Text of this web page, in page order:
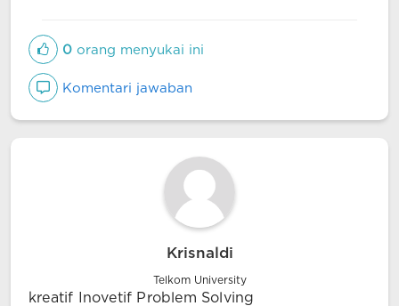
0 orang menyukai ini
Komentari jawaban
Krisnaldi
Telkom University
kreatif Inovetif Problem Solving